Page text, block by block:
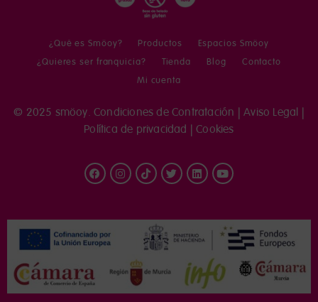
¿Qué es Smöoy? Productos
Espacios Smöoy
¿Quieres ser franquicia?
Tienda Blog
Contacto
Mi cuenta
© 2025 smöoy.Condiciones de Contratación |Aviso Legal
Política de privacidad |Cookies